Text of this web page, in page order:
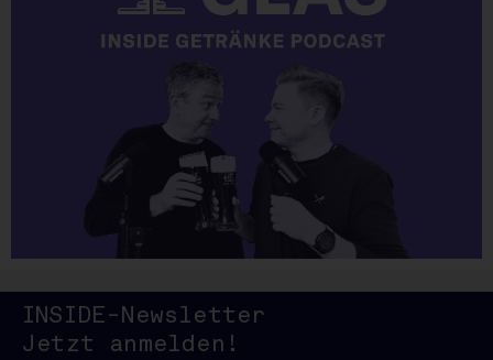
INSIDE
INSIDE-Newsletter
Jetzt anmelden!